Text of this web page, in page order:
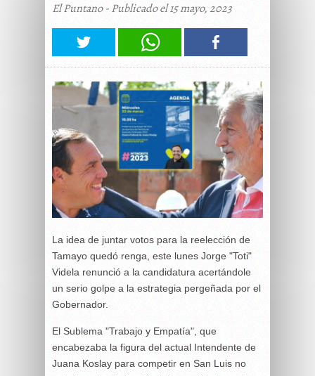
El Puntano - Publicado el 15 mayo, 2023
La idea de juntar votos para la reelección de
Tamayo quedó renga, este lunes Jorge "Toti"
Videla renunció a la candidatura acertándole
un serio golpe a la estrategia pergeñada por el
Gobernador.
El Sublema "Trabajo y Empatía", que
encabezaba la figura del actual Intendente de
Juana Koslay para competir en San Luis no